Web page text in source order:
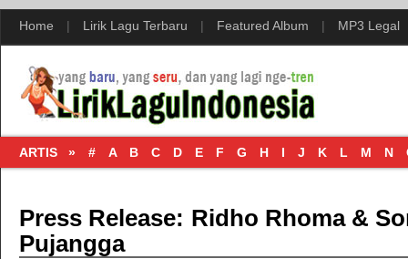
Home | Lirik Lagu Terbaru | Featured Album | MP3 Legal
ARTIS » # A B C D E F G H I J K L M N
Press Release: Ridho Rhoma &
Pujangga